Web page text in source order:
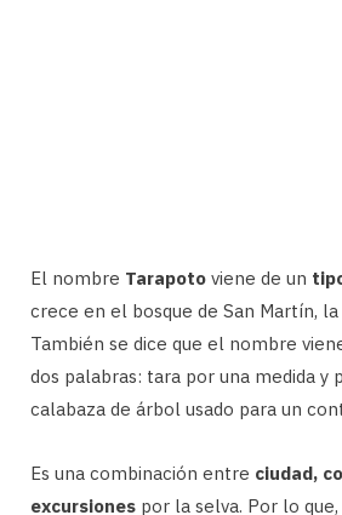
El nombre Tarapoto viene de un
crece en el bosque de San Martín, la
También se dice que el nombre
dos palabras: tara por una medida y
calabaza de árbol usado para un
Es una combinación entre ciudad,
excursiones por la selva. Por lo